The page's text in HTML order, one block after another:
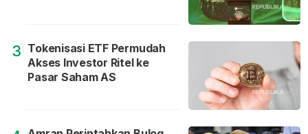
3 Tokenisasi ETF Permudah
Akses Investor Ritel ke
Pasar Saham AS